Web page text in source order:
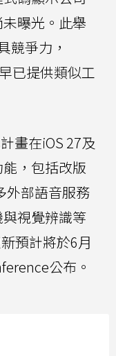
曝光。此舉
競爭力，
已提供類似工
畫在iOS 27及
，包括改版
外部語音服務
視覺辨識等
預計將於6月
公布。